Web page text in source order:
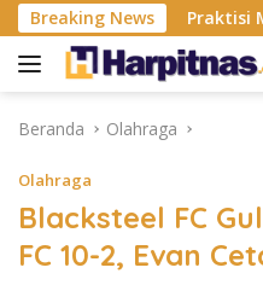
Langsung
ke
konten
Breaking News
ISP Praktisi Medis
Beranda Olahraga
Olahraga
Blacksteel FC
FC 10-2, Evan